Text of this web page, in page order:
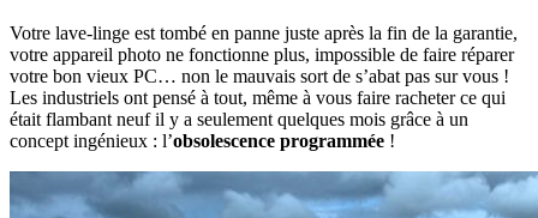
Votre lave-linge est tombé en panne juste après la fin de la garantie,
votre appareil photo ne fonctionne plus, impossible de faire réparer
votre bon vieux PC… non le mauvais sort de s’abat pas sur vous !
Les industriels ont pensé à tout, même à vous faire racheter ce qui
était flambant neuf il y a seulement quelques mois grâce à un
concept ingénieux : l’obsolescence programmée !